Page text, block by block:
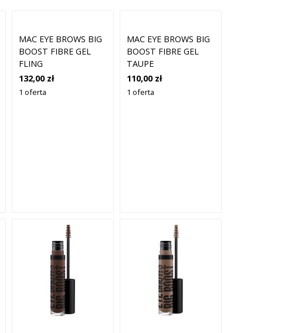
MAC EYE BROWS BIG
BOOST FIBRE GEL
FLING
132,00 zł
1 oferta
MAC EYE BROWS BIG
BOOST FIBRE GEL
TAUPE
110,00 zł
1 oferta